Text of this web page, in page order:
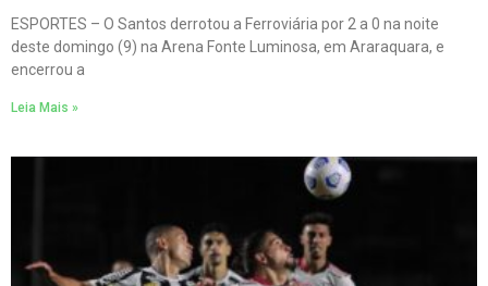
ESPORTES – O Santos derrotou a Ferroviária por 2 a 0 na noite
deste domingo (9) na Arena Fonte Luminosa, em Araraquara, e
encerrou a
Leia Mais »